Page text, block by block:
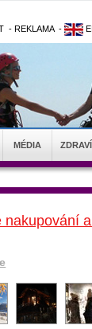
- REKLAMA -
MÉDIA ZDRAVÍ
nakupování